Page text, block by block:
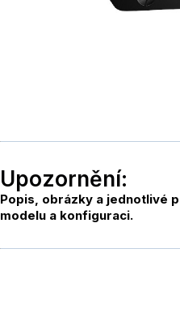
Upozornění:
Popis, obrázky a jednotlivé
modelu a konfiguraci.